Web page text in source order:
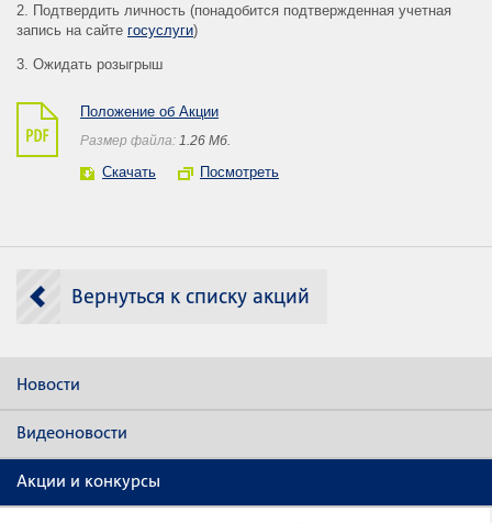
2. Подтвердить личность (понадобится подтвержденная учетная
запись на сайте госуслуги)
3. Ожидать розыгрыш
Положение об Акции
Размер файла: 1.26 Mб.
Скачать Посмотреть
Вернуться к списку акций
Новости
Видеоновости
Акции и конкурсы